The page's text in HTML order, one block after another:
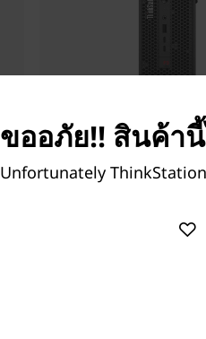
เริ่มต้นที่
฿51,843.12
ขออภัย!! สินค้า
Unfortunately